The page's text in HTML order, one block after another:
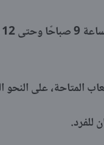
الليل.
المتاحة، على النحو
للفرد.